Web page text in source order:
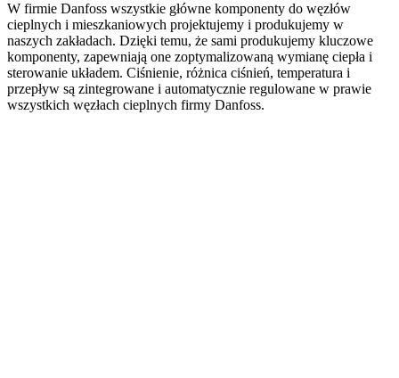
W firmie Danfoss wszystkie główne komponenty do węzłów
cieplnych i mieszkaniowych projektujemy i produkujemy w
naszych zakładach. Dzięki temu, że sami produkujemy kluczowe
komponenty, zapewniają one zoptymalizowaną wymianę ciepła i
sterowanie układem. Ciśnienie, różnica ciśnień, temperatura i
przepływ są zintegrowane i automatycznie regulowane w prawie
wszystkich węzłach cieplnych firmy Danfoss.